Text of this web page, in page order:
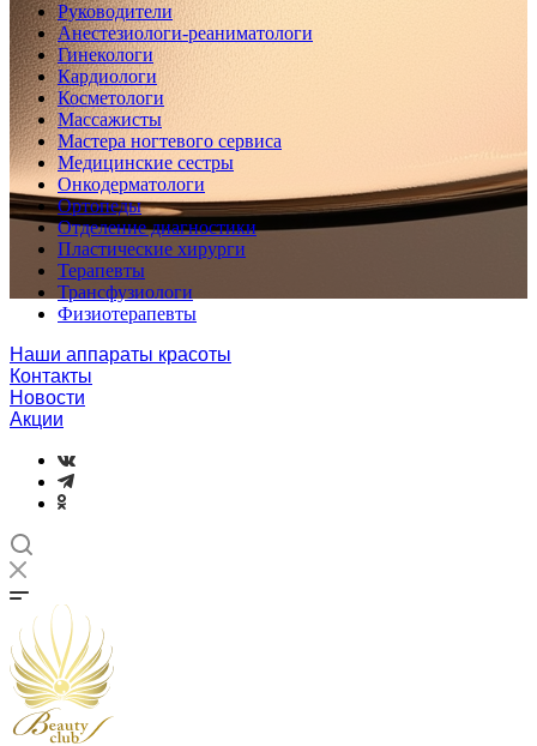
Руководители
Анестезиологи-реаниматологи
Гинекологи
Кардиологи
Косметологи
Массажисты
Мастера ногтевого сервиса
Медицинские сестры
Онкодерматологи
Ортопеды
Отделение диагностики
Пластические хирурги
Терапевты
Трансфузиологи
Физиотерапевты
Наши аппараты красоты
Контакты
Новости
Акции